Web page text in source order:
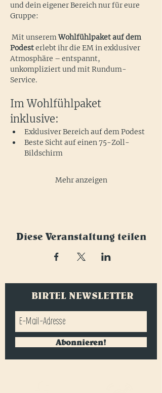
und dein eigener Bereich nur für eure
Gruppe:
Mit unserem Wohlfühlpaket auf dem
Podest erlebt ihr die EM in exklusiver
Atmosphäre – entspannt,
unkompliziert und mit Rundum-
Service.
Im Wohlfühlpaket
inklusive:
Exklusiver Bereich auf dem Podest
Beste Sicht auf einen 75-Zoll-
Bildschirm
Mehr anzeigen
Diese Veranstaltung teilen
BIRTEL NEWSLETTER
Abonnieren!